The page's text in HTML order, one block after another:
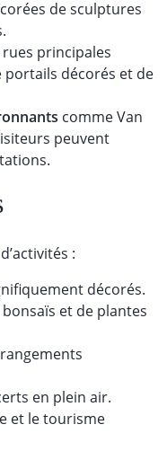
de sculptures
rues principales
portails décorés et de
comme Van
peuvent
:
décorés.
et de plantes
en plein air.
et le tourisme